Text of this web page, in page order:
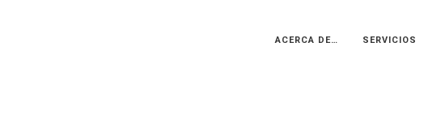
ACERCA DE… SERVICIOS